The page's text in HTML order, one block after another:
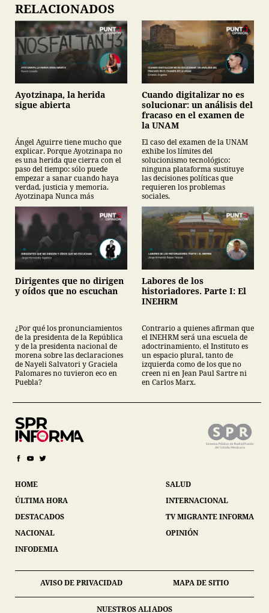
RELACIONADOS
Ayotzinapa, la herida
sigue abierta
Ángel Aguirre tiene mucho que
explicar. Porque Ayotzinapa no
es una herida que cierra con el
paso del tiempo: sólo puede
empezar a sanar cuando haya
verdad, justicia y memoria.
Ayotzinapa Nunca más
Cuando digitalizar no es
solucionar: un análisis del
fracaso en el examen de
la UNAM
El caso del examen de la UNAM
exhibe los límites del
solucionismo tecnológico:
ninguna plataforma sustituye
las decisiones políticas que
requieren los problemas
sociales.
Dirigentes que no dirigen
y oídos que no escuchan
¿Por qué los pronunciamientos
de la presidenta de la República
y de la presidenta nacional de
morena sobre las declaraciones
de Nayeli Salvatori y Graciela
Palomares no tuvieron eco en
Puebla?
Labores de los
historiadores. Parte I: El
INEHRM
Contrario a quienes afirman que
el INEHRM será una escuela de
adoctrinamiento, el Instituto es
un espacio plural, tanto de
izquierda como de los que no
creen ni en Jean Paul Sartre ni
en Carlos Marx.
HOME
ÚLTIMA HORA
DESTACADOS
NACIONAL
INFODEMIA
SALUD
INTERNACIONAL
TV MIGRANTE INFORMA
OPINIÓN
AVISO DE PRIVACIDAD MAPA DE SITIO
NUESTROS ALIADOS